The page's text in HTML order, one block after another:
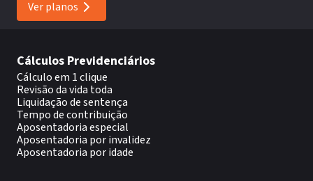
Ver planos
Cálculos Previdenciários
Cálculo em 1 clique
Revisão da vida toda
Liquidação de sentença
Tempo de contribuição
Aposentadoria especial
Aposentadoria por invalidez
Aposentadoria por idade